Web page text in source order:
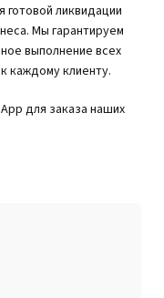
ликвидации
Мы гарантируем
выполнение всех
каждому клиенту.
для заказа наших